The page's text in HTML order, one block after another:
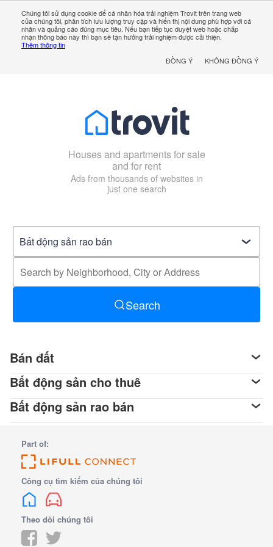
Chúng tôi sử dụng cookie để cá nhân hóa trải nghiệm Trovit trên trang web
của chúng tôi, phân tích lưu lượng truy cập và hiển thị nội dung phù hợp với cá
nhân và quảng cáo đúng mục tiêu. Nếu bạn tiếp tục duyệt web hoặc chấp
nhận thông báo này thì bạn sẽ tận hưởng trải nghiệm được cải thiện.
Thêm thông tin
ĐỒNG Ý
KHÔNG ĐỒNG Ý
Houses and apartments for sale
and for rent
Ads from thousands of websites in
just one search
Search
Bán đất
Bất động sản cho thuê
Bất động sản rao bán
Part of:
Công cụ tìm kiếm của chúng tôi
Theo dõi chúng tôi